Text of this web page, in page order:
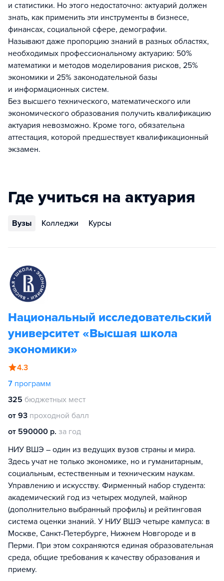
и статистики. Но этого недостаточно: актуарий должен
знать, как применить эти инструменты в бизнесе,
финансах, социальной сфере, демографии.
Называют даже пропорцию знаний в разных областях,
необходимых профессиональному актуарию: 50%
математики и методов моделирования рисков, 25%
экономики и 25% законодательной базы
и информационных систем.
Без высшего технического, математического или
экономического образования получить квалификацию
актуария невозможно. Кроме того, обязательна
аттестация, которой предшествует квалификационный
экзамен.
Где учиться на актуария
Вузы Колледжи Курсы
Национальный исследовательский
университет «Высшая школа
экономики»
4.3
7 программ
325 бюджетных мест
от 93 проходной балл
от 590000 р. за год
НИУ ВШЭ – один из ведущих вузов страны и мира.
Здесь учат не только экономике, но и гуманитарным,
социальным, естественным и техническим наукам.
Управлению и искусству. Фирменный набор студента:
академический год из четырех модулей, майнор
(дополнительно выбранный профиль) и рейтинговая
система оценки знаний. У НИУ ВШЭ четыре кампуса: в
Москве, Санкт-Петербурге, Нижнем Новгороде и в
Перми. При этом сохраняются единая образовательная
среда, общие требования к качеству образования и
приему.